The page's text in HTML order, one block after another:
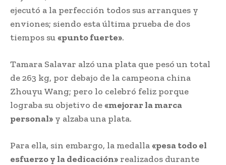
ejecutó a la perfección todos sus arranques y
enviones; siendo esta última prueba de dos
tiempos su«punto fuerte».
Tamara Salavar alzó una plata que pesó un total
de 263 kg, por debajo de la campeona china
Zhouyu Wang; pero lo celebró feliz porque
lograba su objetivo de«mejorar la marca
personal» y alzaba una plata.
Para ella, sin embargo, la medalla«pesa todo el
esfuerzo y la dedicación» realizados durante